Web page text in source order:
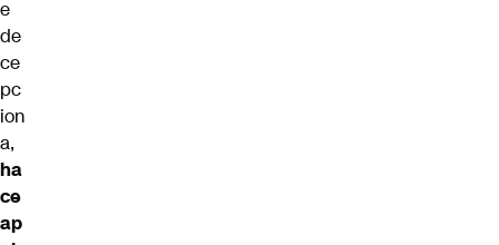
e
de
ce
pc
ion
a,
ha
ce
ap